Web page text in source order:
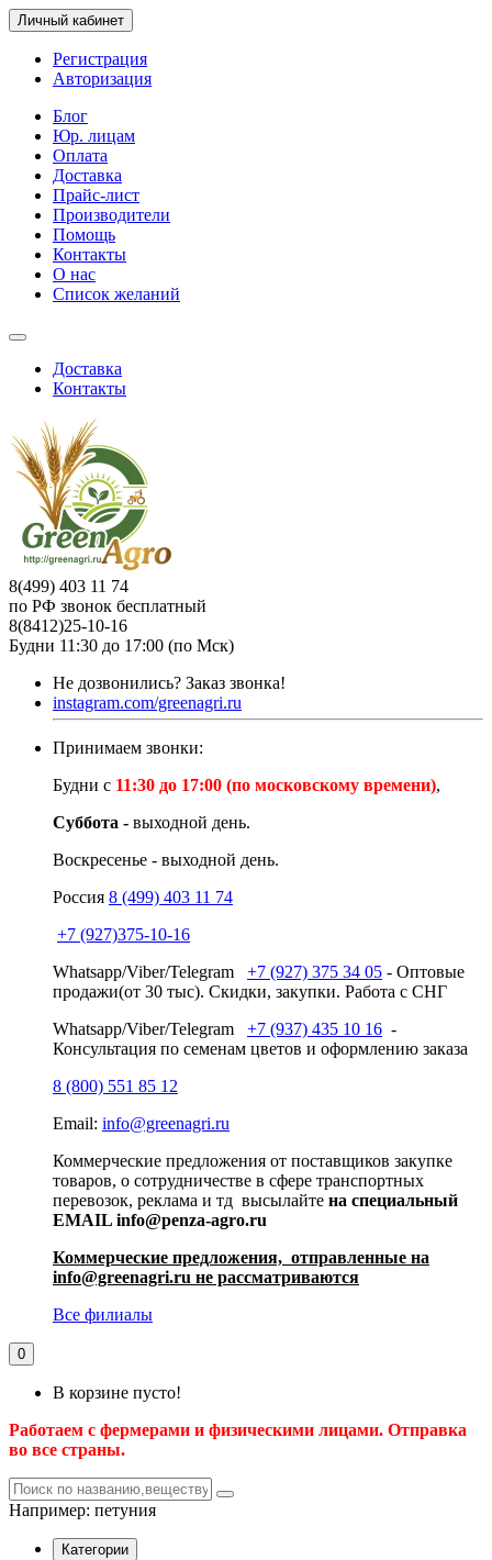
Личный кабинет
Регистрация
Авторизация
Блог
Юр. лицам
Оплата
Доставка
Прайс-лист
Производители
Помощь
Контакты
О нас
Список желаний
Доставка
Контакты
8(499) 403 11 74
по РФ звонок бесплатный
8(8412)25-10-16
Будни 11:30 до 17:00 (по Мск)
Не дозвонились? Заказ звонка!
instagram.com/greenagri.ru
Принимаем звонки:
Будни с 11:30 до 17:00 (по московскому времени),
Суббота - выходной день.
Воскресенье - выходной день.
Россия 8 (499) 403 11 74
+7 (927)375-10-16
Whatsapp/Viber/Telegram +7 (927) 375 34 05 - Оптовые
продажи(от 30 тыс). Скидки, закупки. Работа с СНГ
Whatsapp/Viber/Telegram +7 (937) 435 10 16 -
Консультация по семенам цветов и оформлению заказа
8 (800) 551 85 12
Email: info@greenagri.ru
Коммерческие предложения от поставщиков закупке
товаров, о сотрудничестве в сфере транспортных
перевозок, реклама и тд высылайте на специальный
EMAIL info@penza-agro.ru
Коммерческие предложения, отправленные на
info@greenagri.ru не рассматриваются
Все филиалы
0
В корзине пусто!
Работаем с фермерами и физическими лицами. Отправка
во все страны.
Например: петуния
Категории